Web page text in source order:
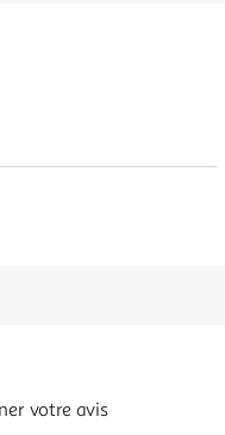
votre avis